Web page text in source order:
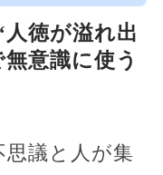
人徳が溢れ出
意識に使う
議と人が集